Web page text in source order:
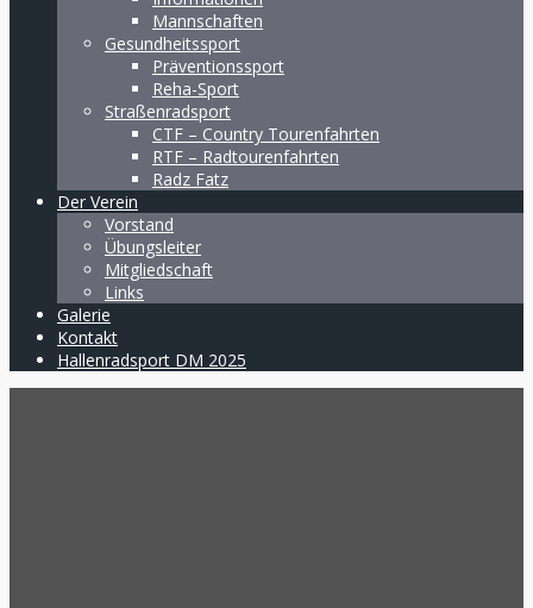
Mannschaften
Gesundheitssport
Präventionssport
Reha-Sport
Straßenradsport
CTF – Country Tourenfahrten
RTF – Radtourenfahrten
Radz Fatz
Der Verein
Vorstand
Übungsleiter
Mitgliedschaft
Links
Galerie
Kontakt
Hallenradsport DM 2025